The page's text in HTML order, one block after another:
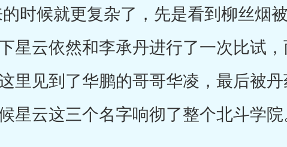
候就更复杂了，先是看到柳丝烟
星云依然和李承丹进行了一次比试
里见到了华鹏的哥哥华凌，最后被
星云这三个名字响彻了整个北斗学院